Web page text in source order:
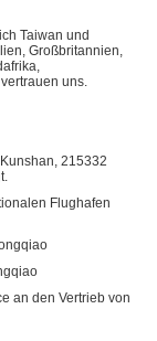
Taiwan und
Großbritannien,
uns.
215332
Flughafen
an den Vertrieb von